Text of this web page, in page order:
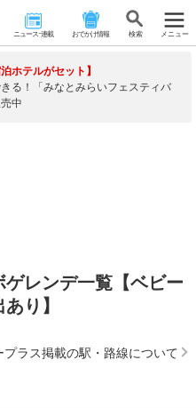
ニュース･連載 おでかけ情報 検 索 メニュー
ホテルがセット】
る！「みなとみらいフェスティバ
中
レンデ一覧【ベビー
り】
プラス掲載の駅・路線について